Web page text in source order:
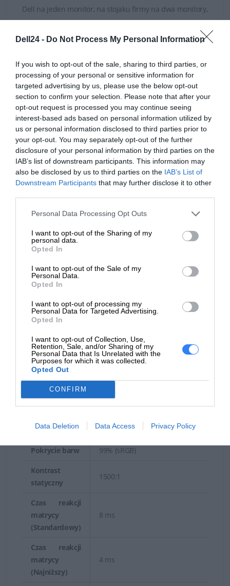
Dell24 - Do Not Process My Personal Information
If you wish to opt-out of the sale, sharing to third parties, or
processing of your personal or sensitive information for
targeted advertising by us, please use the below opt-out
section to confirm your selection. Please note that after your
opt-out request is processed you may continue seeing
interest-based ads based on personal information utilized by
us or personal information disclosed to third parties prior to
your opt-out. You may separately opt-out of the further
disclosure of your personal information by third parties on the
IAB’s list of downstream participants. This information may
also be disclosed by us to third parties on the IAB’s List of
Downstream Participants that may further disclose it to other
Personal Data Processing Opt Outs
I want to opt-out of the Sharing of my
personal data.
Opted In
I want to opt-out of the Sale of my
Personal Data.
Opted In
I want to opt-out of processing my
Personal Data for Targeted Advertising.
Opted In
I want to opt-out of Collection, Use,
Retention, Sale, and/or Sharing of my
Personal Data that Is Unrelated with the
Purposes for which it was collected.
Opted Out
CONFIRM
Data Deletion Data Access Privacy Policy
Dell na jeden monitor, na stojaku firmy na dwa monitory,
za pomocą zestawu do montażu ściennego.
SPECYFIKACJA
Parametr
Wartość
Zastosowanie
Ekonomiczne
Przekątna 23.8″
ekran
Typ matrycy
Typ ekranu Niedotykowy
Rozdzielczość FullHD
w px
1920 x 1080 px
Format 16:9
Odświeżanie
Liczba
kolorów
Pokrycie barw 99% (sRGB)
Kontrast
statyczny
1500:1
Czas reakcji
matrycy
(Standardowy)
8 ms
Czas reakcji
matrycy
(Najniższy)
4 ms